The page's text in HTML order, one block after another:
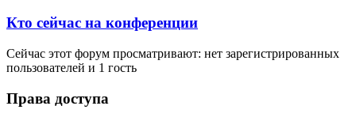
Кто сейчас на конференции
Сейчас этот форум просматривают: нет зарегистрированных
пользователей и 1 гость
Права доступа